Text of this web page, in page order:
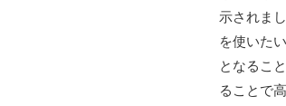
示されま
を使いた
となるこ
ることで